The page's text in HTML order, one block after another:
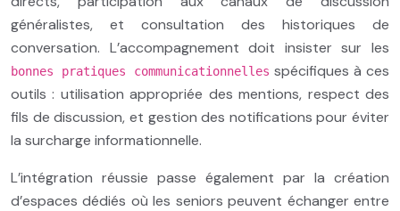
généralistes, et consultation des historiques de
conversation. L’accompagnement doit insister sur les
bonnes pratiques communicationnelles spécifiques à ces
outils : utilisation appropriée des mentions, respect des
fils de discussion, et gestion des notifications pour éviter
la surcharge informationnelle.
L’intégration réussie passe également par la création
d’espaces dédiés où les seniors peuvent échanger entre